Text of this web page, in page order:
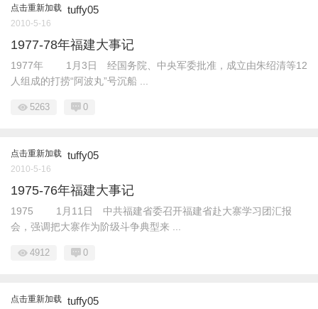
点击重新加载 tuffy05
2010-5-16
1977-78年福建大事记
1977年 1月3日 经国务院、中央军委批准，成立由朱绍清等12
人组成的打捞“阿波丸”号沉船 ...
5263 0
点击重新加载 tuffy05
2010-5-16
1975-76年福建大事记
1975 1月11日 中共福建省委召开福建省赴大寨学习团汇报
会，强调把大寨作为阶级斗争典型来 ...
4912 0
点击重新加载 tuffy05